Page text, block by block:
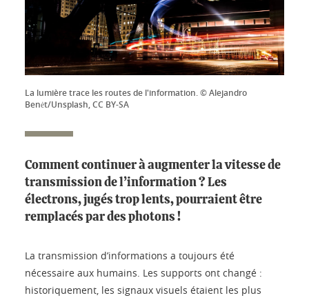
La lumière trace les routes de l'information. © Alejandro
Benėt/Unsplash, CC BY-SA
Comment continuer à augmenter la vitesse de
transmission de l’information ? Les
électrons, jugés trop lents, pourraient être
remplacés par des photons !
La transmission d’informations a toujours été
nécessaire aux humains. Les supports ont changé :
historiquement, les signaux visuels étaient les plus